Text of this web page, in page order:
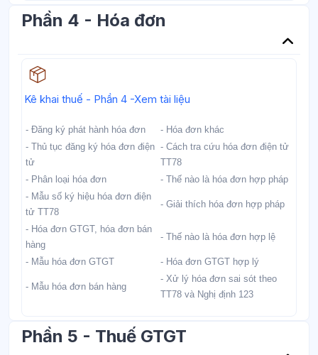
Phần 4 - Hóa đơn
Kê khai thuế - Phần 4 -Xem tài liệu
- Đăng ký phát hành hóa đơn
- Hóa đơn khác
- Thủ tục đăng ký hóa đơn điện
tử
- Cách tra cứu hóa đơn điện tử
TT78
- Phân loại hóa đơn
- Thế nào là hóa đơn hợp pháp
- Mẫu số ký hiệu hóa đơn điện
tử TT78
- Giải thích hóa đơn hợp pháp
- Hóa đơn GTGT, hóa đơn bán
hàng
- Thế nào là hóa đơn hợp lệ
- Mẫu hóa đơn GTGT - Hóa đơn GTGT hợp lý
- Mẫu hóa đơn bán hàng
- Xử lý hóa đơn sai sót theo
TT78 và Nghị định 123
Phần 5 - Thuế GTGT